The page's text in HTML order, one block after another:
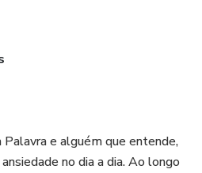
vai descobrir:
tantos pensamentos
transforma em crise emocional
sobre ansiedade
e alguém que entende,
no dia a dia. Ao longo